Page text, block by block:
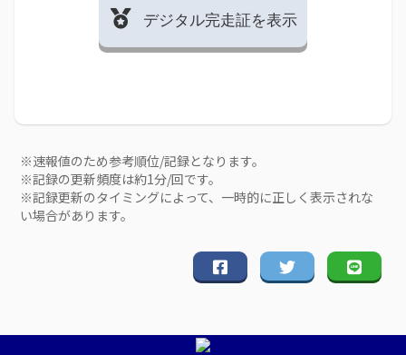
デジタル完走証を表示
※速報値のため参考順位/記録となります。
※記録の更新頻度は約1分/回です。
※記録更新のタイミングによって、一時的に正しく表示されな
い場合があります。